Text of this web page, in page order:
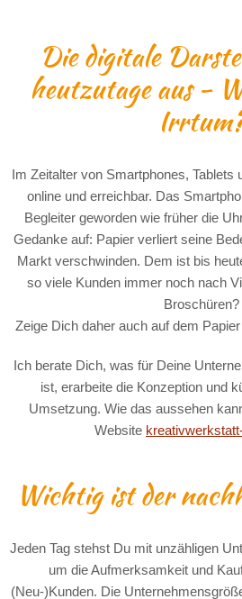
Die digitale
heutzutage aus -
Im Zeitalter von Smartphones, Tablets
online und erreichbar. Das
Begleiter geworden wie früher die
Gedanke auf: Papier verliert seine
Markt verschwinden. Dem ist bis
so viele Kunden immer noch nach
Broschüren?
Zeige Dich daher auch auf dem
Ich berate Dich, was für Deine
ist, erarbeite die Konzeption und
Umsetzung. Wie das aussehen
Website
Wichtig ist der
Jeden Tag stehst Du mit unzähligen
um die Aufmerksamkeit und
(Neu-)Kunden. Die